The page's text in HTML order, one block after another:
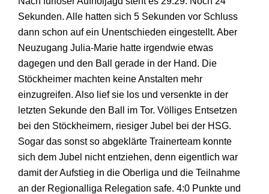
Sekunden. Alle hatten sich 5 Sekunden vor Schluss
dann schon auf ein Unentschieden eingestellt. Aber
Neuzugang Julia-Marie hatte irgendwie etwas
dagegen und den Ball gerade in der Hand. Die
Stöckheimer machten keine Anstalten mehr
einzugreifen. Also lief sie los und versenkte in der
letzten Sekunde den Ball im Tor. Völliges Entsetzen
bei den Stöckheimern, riesiger Jubel bei der HSG.
Sogar das sonst so abgeklärte Trainerteam konnte
sich dem Jubel nicht entziehen, denn eigentlich war
damit der Aufstieg in die Oberliga und die Teilnahme
an der Regionalliga Relegation safe. 4:0 Punkte und